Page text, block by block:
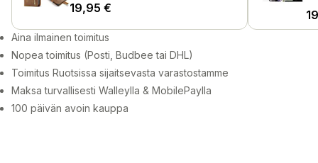
Cognac
19,95 €
Aina ilmainen toimitus
Nopea toimitus (Posti, Budbee tai DHL)
Toimitus Ruotsissa sijaitsevasta varastostamme
Maksa turvallisesti Walleylla & MobilePaylla
100 päivän avoin kauppa